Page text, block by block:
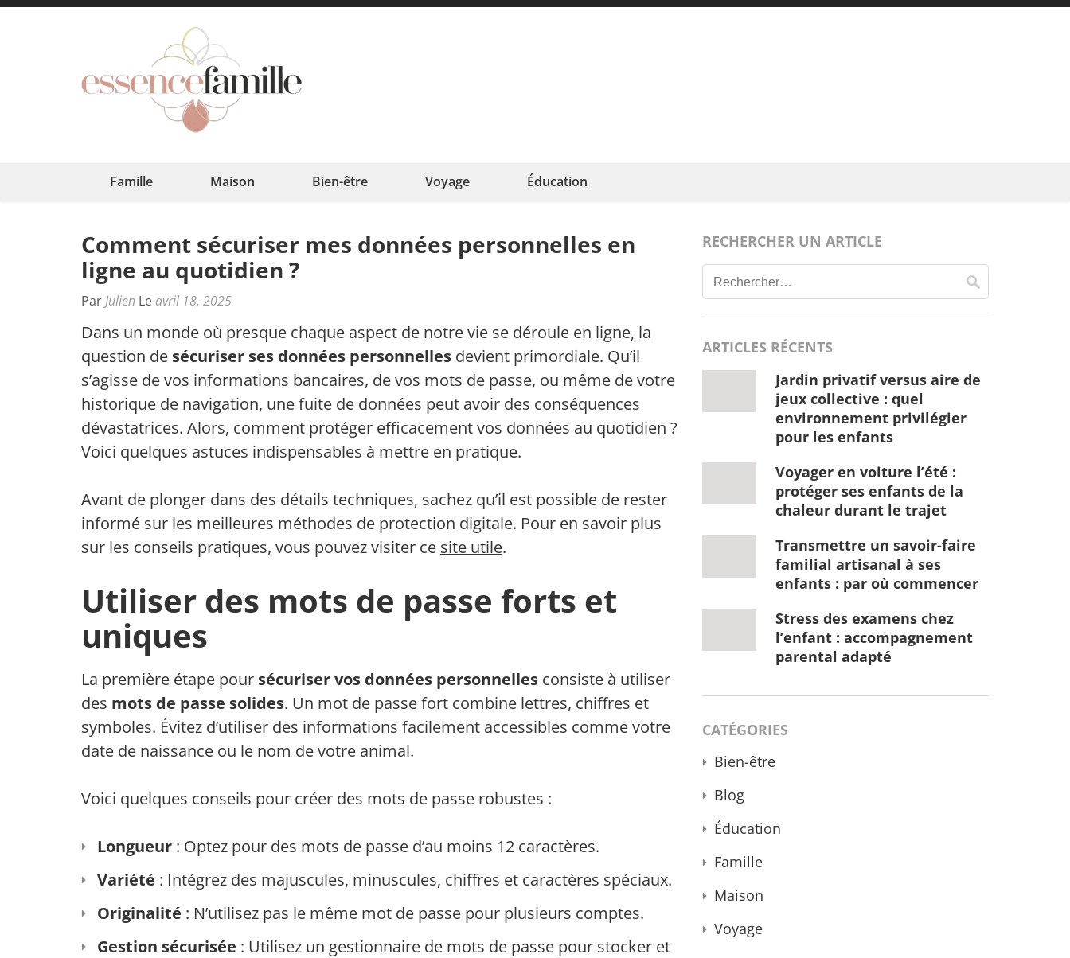
Aller
Famille Maison Bien-être Voyage Éducation
Comment sécuriser mes données personnelles en
ligne au quotidien ?
ParJulien Le avril 18, 2025
Dans un monde où presque chaque aspect de notre vie se déroule en ligne, la
question de sécuriser ses données personnelles devient primordiale. Qu’il
s’agisse de vos informations bancaires, de vos mots de passe, ou même de votre
historique de navigation, une fuite de données peut avoir des conséquences
dévastatrices. Alors, comment protéger efficacement vos données au quotidien ?
Voici quelques astuces indispensables à mettre en pratique.
Avant de plonger dans des détails techniques, sachez qu’il est possible de rester
informé sur les meilleures méthodes de protection digitale. Pour en savoir plus
sur les conseils pratiques, vous pouvez visiter ce site utile.
Utiliser des mots de passe forts et
uniques
La première étape pour sécuriser vos données personnelles consiste à utiliser
des mots de passe solides. Un mot de passe fort combine lettres, chiffres et
symboles. Évitez d’utiliser des informations facilement accessibles comme votre
date de naissance ou le nom de votre animal.
Voici quelques conseils pour créer des mots de passe robustes :
Longueur : Optez pour des mots de passe d’au moins 12 caractères.
Variété : Intégrez des majuscules, minuscules, chiffres et caractères spéciaux.
Originalité : N’utilisez pas le même mot de passe pour plusieurs comptes.
Gestion sécurisée : Utilisez un gestionnaire de mots de passe pour stocker et
RECHERCHER UN ARTICLE
Rechercher :
ARTICLES RÉCENTS
Jardin privatif versus aire de
jeux collective : quel
environnement privilégier
pour les enfants
Voyager en voiture l’été :
protéger ses enfants de la
chaleur durant le trajet
Transmettre un savoir-faire
familial artisanal à ses
enfants : par où commencer
Stress des examens chez
l’enfant : accompagnement
parental adapté
CATÉGORIES
Bien-être
Blog
Éducation
Famille
Maison
Voyage